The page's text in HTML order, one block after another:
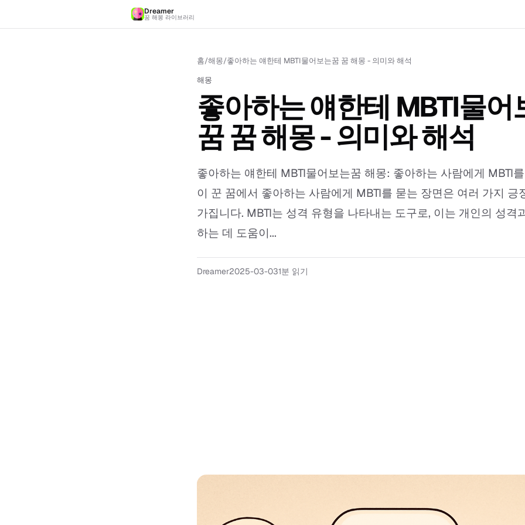
Dreamer
꿈 해몽 라이브러리
홈/해몽/좋아하는 얘한테 MBTI물어보는꿈 꿈 해몽 - 의미와 해석
해몽
좋아하는 얘한테 MBTI물어
꿈 꿈 해몽 - 의미와 해석
좋아하는 얘한테 MBTI물어보는꿈 해몽: 좋아하는 사람에게 MBTI
이 꾼 꿈에서 좋아하는 사람에게 MBTI를 묻는 장면은 여러 가지 긍
가집니다. MBTI는 성격 유형을 나타내는 도구로, 이는 개인의 성격
하는 데 도움이...
Dreamer2025-03-031분 읽기